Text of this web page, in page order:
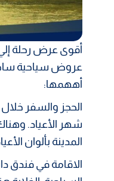
أقوى عرض رحلة
عروض سياحية
أههمها:
الحجز والسفر
شهر الأعياد.
المدينة بألوان
الاقامة في فندق